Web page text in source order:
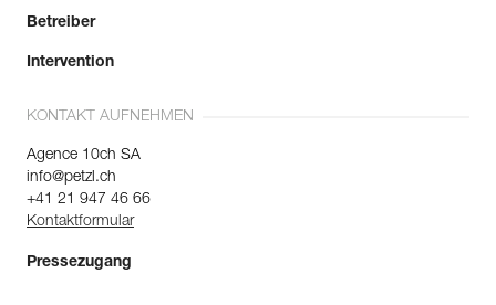
Betreiber
Intervention
KONTAKT AUFNEHMEN
Agence 10ch SA
info@petzl.ch
+41 21 947 46 66
Kontaktformular
Pressezugang